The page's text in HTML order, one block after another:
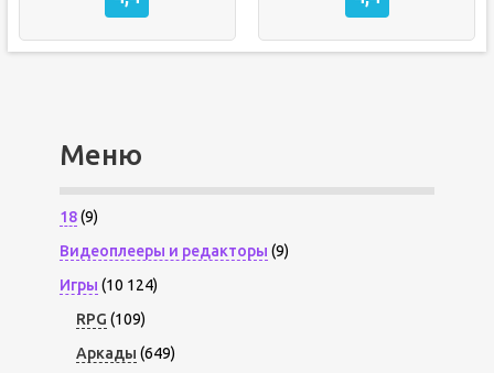
Меню
18(9)
Видеоплееры и редакторы (9)
Игры (10 124)
RPG (109)
Аркады (649)